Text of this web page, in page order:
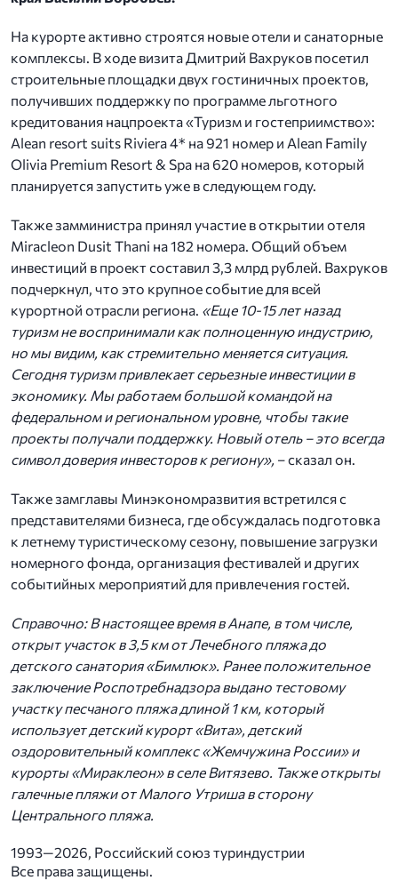
На курорте активно строятся новые отели и санаторные
комплексы. В ходе визита Дмитрий Вахруков посетил
строительные площадки двух гостиничных проектов,
получивших поддержку по программе льготного
кредитования нацпроекта «Туризм и гостеприимство»:
Alean resort suits Riviera 4* на 921 номер и Alean Family
Olivia Premium Resort & Spa на 620 номеров, который
планируется запустить уже в следующем году.
Также замминистра принял участие в открытии отеля
Miracleon Dusit Thani на 182 номера. Общий объем
инвестиций в проект составил 3,3 млрд рублей. Вахруков
подчеркнул, что это крупное событие для всей
курортной отрасли региона. «Еще 10-15 лет назад
туризм не воспринимали как полноценную индустрию,
но мы видим, как стремительно меняется ситуация.
Сегодня туризм привлекает серьезные инвестиции в
экономику. Мы работаем большой командой на
федеральном и региональном уровне, чтобы такие
проекты получали поддержку. Новый отель – это всегда
символ доверия инвесторов к региону», – сказал он.
Также замглавы Минэкономразвития встретился с
представителями бизнеса, где обсуждалась подготовка
к летнему туристическому сезону, повышение загрузки
номерного фонда, организация фестивалей и других
событийных мероприятий для привлечения гостей.
Справочно: В настоящее время в Анапе, в том числе,
открыт участок в 3,5 км от Лечебного пляжа до
детского санатория «Бимлюк». Ранее положительное
заключение Роспотребнадзора выдано тестовому
участку песчаного пляжа длиной 1 км, который
использует детский курорт «Вита», детский
оздоровительный комплекс «Жемчужина России» и
курорты «Мираклеон» в селе Витязево. Также открыты
галечные пляжи от Малого Утриша в сторону
Центрального пляжа.
1993—2026, Российский союз туриндустрии
Все права защищены.